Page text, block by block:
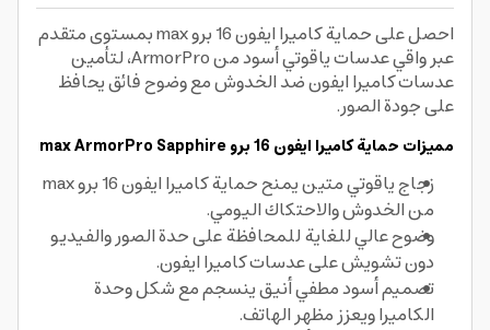
احصل على حماية كاميرا ايفون 16 برو max بمستوى متقدم
عبر واقي عدسات ياقوتي أسود من ArmorPro، لتأمين
عدسات كاميرا ايفون ضد الخدوش مع وضوح فائق يحافظ
على جودة الصور.
مميزات حماية كاميرا ايفون 16 برو max ArmorPro Sapphire
زجاج ياقوتي متين يمنح حماية كاميرا ايفون 16 برو max
من الخدوش والاحتكاك اليومي.
وضوح عالي للغاية للمحافظة على حدة الصور والفيديو
دون تشويش على عدسات كاميرا ايفون.
تصميم أسود مطفي أنيق ينسجم مع شكل وحدة
الكاميرا ويعزز مظهر الهاتف.